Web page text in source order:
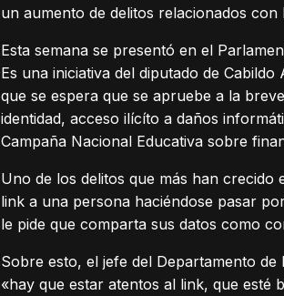
un aumento de delitos relacionados
Esta semana se presentó en el
Es una iniciativa del diputado de
que se espera que se apruebe a la
identidad, acceso ilícíto a daños
Campaña Nacional Educativa sobre
Uno de los delitos que más han crecido
link a una persona haciéndose pasar
le pide que comparta sus datos como
Sobre esto, el jefe del Departamento
«hay que estar atentos al link, que esté